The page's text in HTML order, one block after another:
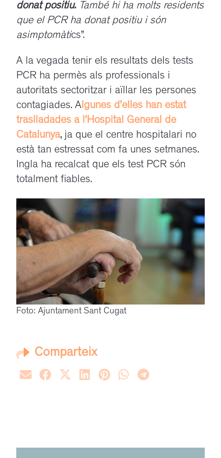
donat positiu.També hi ha molts residents
que el PCR ha donat positiu i són
asimptomàtics”.
A la vegada tenir els resultats dels tests
PCR ha permès als professionals i
autoritats sectoritzar i aïllar les persones
contagiades. Algunes d’elles han estat
traslladades a l’Hospital General de
Catalunya, ja que el centre hospitalari no
està tan estressat com fa unes setmanes.
Ingla ha recalcat que els test PCR són
totalment fiables.
Foto: Ajuntament Sant Cugat
Comparteix